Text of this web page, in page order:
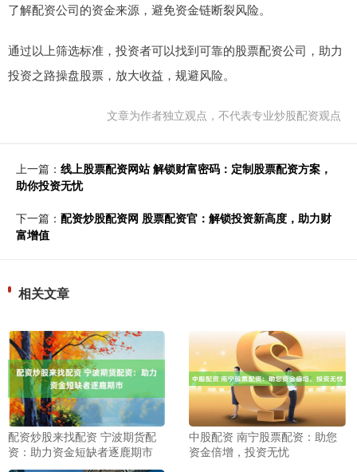
了解配资公司的资金来源，避免资金链断裂风险。
通过以上筛选标准，投资者可以找到可靠的股票配资公司，助力
投资之路操盘股票，放大收益，规避风险。
文章为作者独立观点，不代表专业炒股配资观点
上一篇： 线上股票配资网站 解锁财富密码：定制股票配资方案，
助你投资无忧
下一篇： 配资炒股配资网 股票配资官：解锁投资新高度，助力财
富增值
相关文章
配资炒股来找配资 宁波期货配
资：助力资金短缺者逐鹿期市
中股配资 南宁股票配资：助您
资金倍增，投资无忧